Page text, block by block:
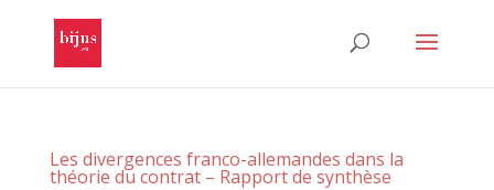
Les divergences franco-allemandes dans la
théorie du contrat – Rapport de synthèse